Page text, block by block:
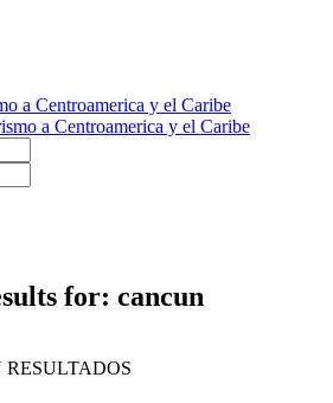
a Centroamerica y el Caribe
for: cancun
RESULTADOS